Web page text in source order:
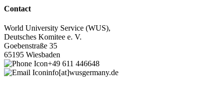
Contact
World University Service (WUS),
Deutsches Komitee e. V.
Goebenstraße 35
65195 Wiesbaden
+49 611 446648
info[at]wusgermany.de